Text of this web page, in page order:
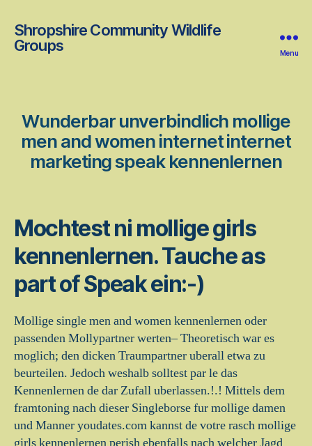
Shropshire Community Wildlife
Groups
Menu
Wunderbar unverbindlich mollige
men and women internet internet
marketing speak kennenlernen
Mochtest ni mollige girls
kennenlernen. Tauche as
part of Speak ein:-)
Mollige single men and women kennenlernen oder
passenden Mollypartner werten– Theoretisch war es
moglich; den dicken Traumpartner uberall etwa zu
beurteilen. Jedoch weshalb solltest par le das
Kennenlernen de dar Zufall uberlassen.!.! Mittels dem
framtoning nach dieser Singleborse fur mollige damen
und Manner youdates.com kannst de votre rasch mollige